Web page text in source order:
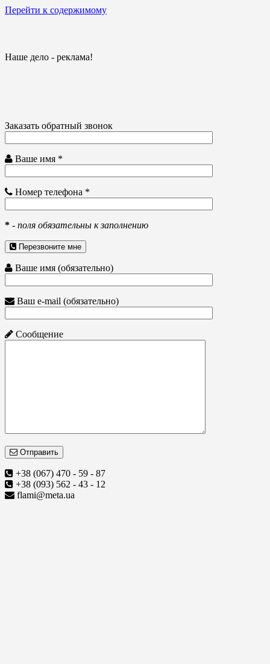
Перейти к содержимому
Наше дело - реклама!
Заказать обратный звонок
Ваше имя *
Номер телефона *
* - поля обязательны к заполнению
Перезвоните мне
Ваше имя (обязательно)
Ваш e-mail (обязательно)
Сообщение
Отправить
+38 (067) 470 - 59 - 87
+38 (093) 562 - 43 - 12
flami@meta.ua